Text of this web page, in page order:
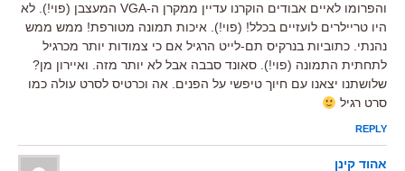
והפרומו לאיים אבודים הוקרנו עדיין ממקרן ה-VGA המעצבן (פוי!). לא
היו טריילרים לועזיים בכלל! (פוי!). איכות תמונה מטורפת! ממש ממש
נהנתי. כתוביות בנרקיס תם-לייט הרגיל אם כי צמודות יותר מכרגיל
לתחתית התמונה (פוי!). סאונד סבבה אבל לא יותר מזה. ואיירון מן?
שלושתנו יצאנו עם חיוך טיפשי על הפנים. אה וכרטיס לסרט עולה כמו
סרט רגיל
REPLY
אהוד קינן